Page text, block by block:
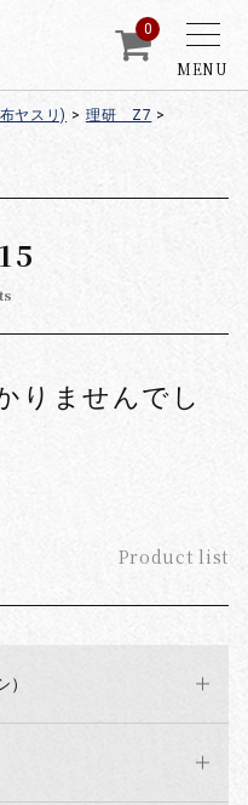
MENU
0
ヤスリ) > 理研 Z7 >
Product list
りませんでし